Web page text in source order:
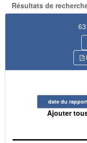
Résultats de
date du
Ajouter